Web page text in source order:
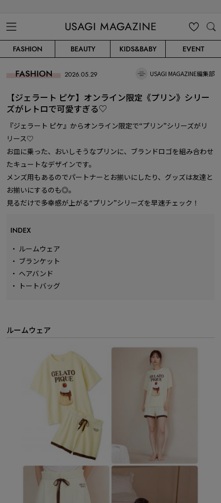
CLIP
FASHION BEAUTY KIDS&BABY EVENT
FASHION 2026.05.29 USAGI MAGAZINE編集部
【ジェラート ピケ】オンライン限定《プリン》シリー
ズがレトロで可愛すぎる♡
『ジェラート ピケ』からオンライン限定で“プリン”シリーズがリ
リース♡
お皿に乗った、おいしそうなプリンに、ブランドロゴを組み合わせ
たキュートなデザインです。
メンズ用もあるのでパートナーとお揃いにしたり、グッズは友達と
お揃いにするのも◎。
見るだけで多幸感が上がる“プリン”シリーズを早速チェック！
INDEX
・ ルームウェア
・ ブランケット
・ ヘアバンド
・ トートバッグ
ルームウェア